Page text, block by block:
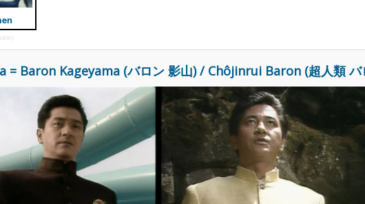
= Baron Kageyama (バロン 影山) / Chôjinrui Baron (超人類